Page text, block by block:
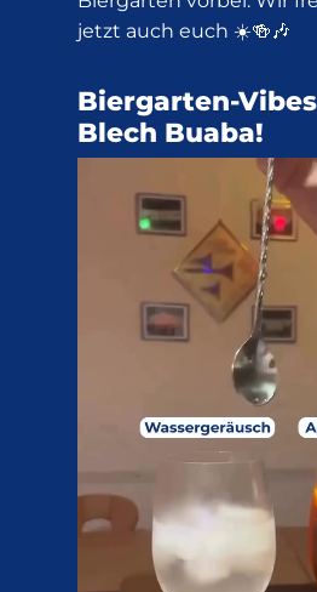
jetzt auch euch ☀️🍻🎶
Biergarten-
Blech Buaba!